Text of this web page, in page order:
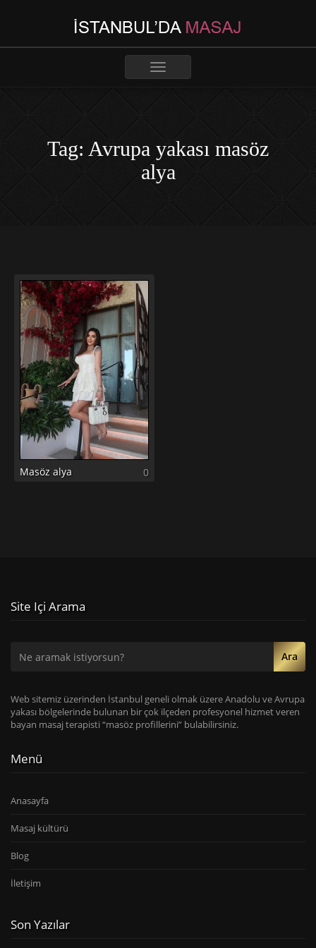
Toggle
Tag: Avrupa yakası masöz
alya
Masöz alya 0
Site Içi Arama
Ara
Web sitemiz üzerinden İstanbul geneli olmak üzere Anadolu ve Avrupa
yakası bölgelerinde bulunan bir çok ilçeden profesyonel hizmet veren
bayan masaj terapisti “masöz profillerini” bulabilirsiniz.
Menü
Anasayfa
Masaj kültürü
Blog
İletişim
Son Yazılar